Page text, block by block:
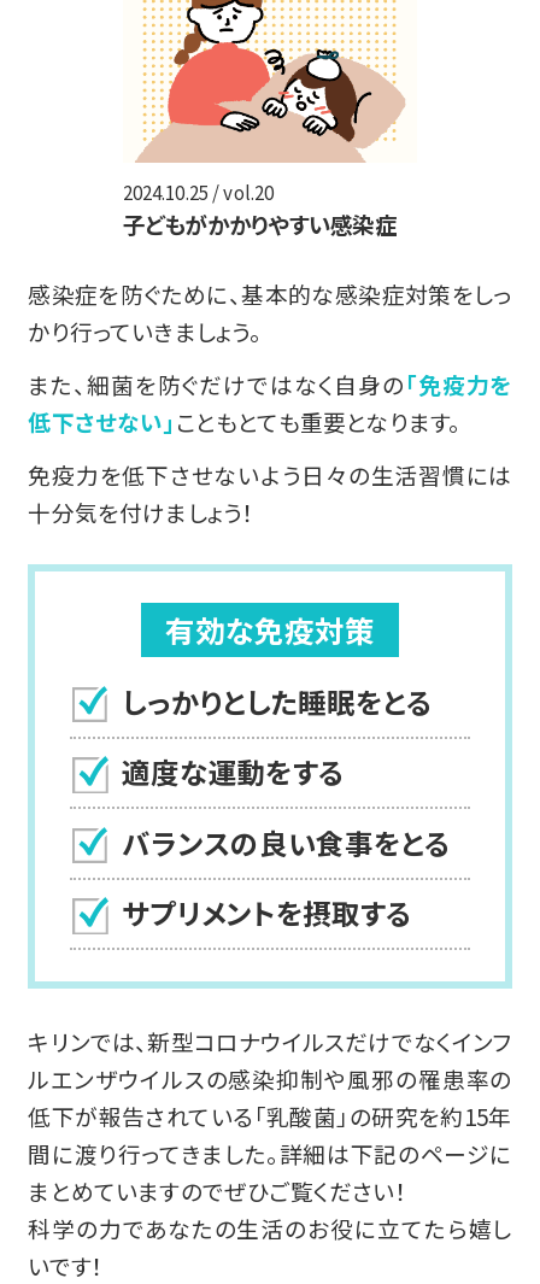
2024.10.25 / vol.20
子どもがかかりやすい感染症
感染症を防ぐために、基本的な感染症対策をしっ
かり行っていきましょう。
また、細菌を防ぐだけではなく自身の「免疫力を
低下させない」 こともとても重要となります。
免疫力を低下させないよう日々の生活習慣には
十分気を付けましょう！
有効な免疫対策
しっかりとした睡眠をとる
適度な運動をする
バランスの良い食事をとる
サプリメントを摂取する
キリンでは、新型コロナウイルスだけでなくインフ
ルエンザウイルスの感染抑制や風邪の罹患率の
低下が報告されている「乳酸菌」の研究を約15年
間に渡り行ってきました。詳細は下記のページに
まとめていますのでぜひご覧ください！
科学の力であなたの生活のお役に立てたら嬉し
いです！